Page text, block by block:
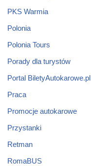
PKS Warmia
Polonia
Polonia Tours
Porady dla turystów
Portal BiletyAutokarowe.pl
Praca
Promocje autokarowe
Przystanki
Retman
RomaBUS